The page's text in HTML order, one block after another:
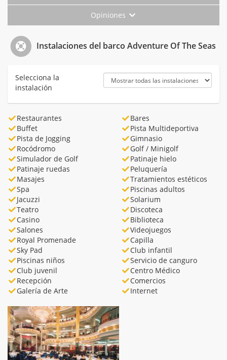
Opiniones
Instalaciones del barco Adventure Of The Seas
Selecciona la
instalación
Restaurantes
Bares
Buffet
Pista Multideportiva
Pista de Jogging
Gimnasio
Rocódromo
Golf / Minigolf
Simulador de Golf
Patinaje hielo
Patinaje ruedas
Peluquería
Masajes
Tratamientos estéticos
Spa
Piscinas adultos
Jacuzzi
Solarium
Teatro
Discoteca
Casino
Biblioteca
Salones
Videojuegos
Royal Promenade
Capilla
Sky Pad
Club infantil
Piscinas niños
Servicio de canguro
Club juvenil
Centro Médico
Recepción
Comercios
Galería de Arte
Internet